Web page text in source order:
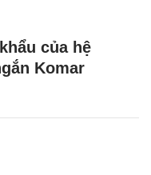
của hệ
Komar